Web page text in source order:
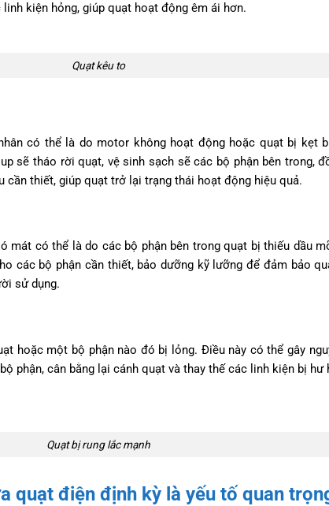
kiện hỏng, giúp quạt hoạt động êm ái hơn.
Quạt kêu to
có thể là do motor không hoạt động hoặc quạt bị kẹt
sẽ tháo rời quạt, vệ sinh sạch sẽ các bộ phận bên trong,
cần thiết, giúp quạt trở lại trạng thái hoạt động hiệu quả.
mát có thể là do các bộ phận bên trong quạt bị thiếu dầu
các bộ phận cần thiết, bảo dưỡng kỹ lưỡng để đảm bảo
sử dụng.
hoặc một bộ phận nào đó bị lỏng. Điều này có thể gây
phận, cân bằng lại cánh quạt và thay thế các linh kiện bị hư
Quạt bị rung lắc mạnh
quạt điện định kỳ là yếu tố quan